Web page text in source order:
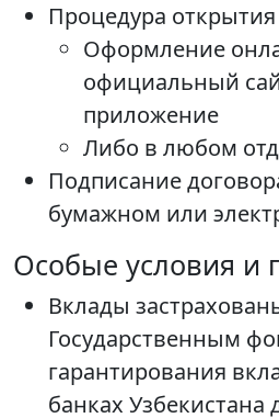
Процедура
Оформление
официальный
приложение
Либо в любом
Подписание
бумажном или
Особые условия и
Вклады
Государственным
гарантирования
банках Узбекистана